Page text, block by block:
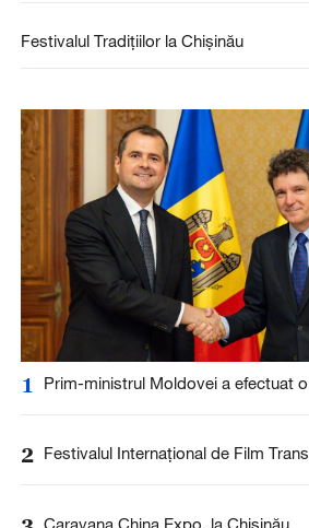
Festivalul Tradițiilor la Chișinău
1 Prim-ministrul Moldovei a efectuat
2 Festivalul Internațional de Film
Caravana China Expo, la Chișinău